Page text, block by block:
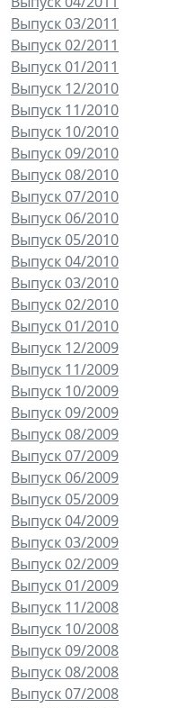
Выпуск 03/2011
Выпуск 02/2011
Выпуск 01/2011
Выпуск 12/2010
Выпуск 11/2010
Выпуск 10/2010
Выпуск 09/2010
Выпуск 08/2010
Выпуск 07/2010
Выпуск 06/2010
Выпуск 05/2010
Выпуск 04/2010
Выпуск 03/2010
Выпуск 02/2010
Выпуск 01/2010
Выпуск 12/2009
Выпуск 11/2009
Выпуск 10/2009
Выпуск 09/2009
Выпуск 08/2009
Выпуск 07/2009
Выпуск 06/2009
Выпуск 05/2009
Выпуск 04/2009
Выпуск 03/2009
Выпуск 02/2009
Выпуск 01/2009
Выпуск 11/2008
Выпуск 10/2008
Выпуск 09/2008
Выпуск 08/2008
Выпуск 07/2008